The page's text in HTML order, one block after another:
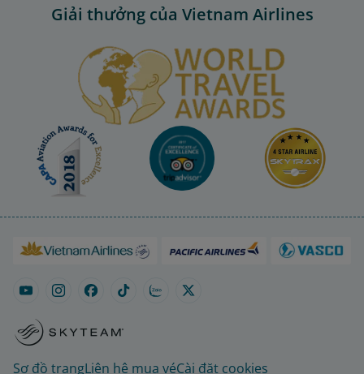
Giải thưởng của Vietnam Airlines
Sơ đồ trangLiên hệ mua véCài đặt cookies